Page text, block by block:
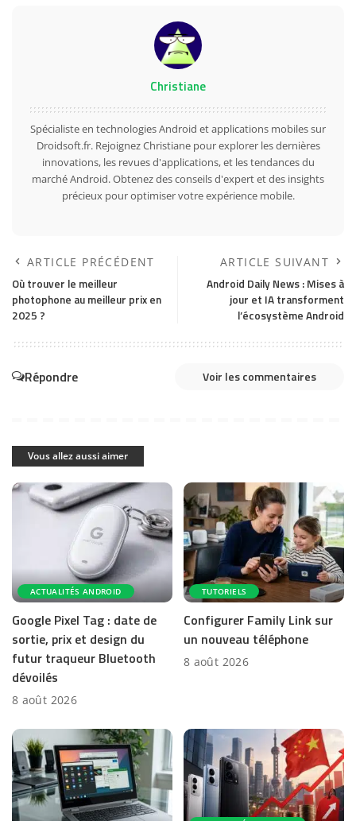
Christiane
Spécialiste en technologies Android et applications mobiles sur
Droidsoft.fr. Rejoignez Christiane pour explorer les dernières
innovations, les revues d'applications, et les tendances du
marché Android. Obtenez des conseils d'expert et des insights
précieux pour optimiser votre expérience mobile.
ARTICLE PRÉCÉDENT
Où trouver le meilleur
photophone au meilleur prix en
2025 ?
ARTICLE SUIVANT
Android Daily News : Mises à
jour et IA transforment
l’écosystème Android
Répondre Voir les commentaires
Vous allez aussi aimer
ACTUALITÉS ANDROID
Google Pixel Tag : date de
sortie, prix et design du
futur traqueur Bluetooth
dévoilés
8 août 2026
TUTORIELS
Configurer Family Link sur
un nouveau téléphone
8 août 2026